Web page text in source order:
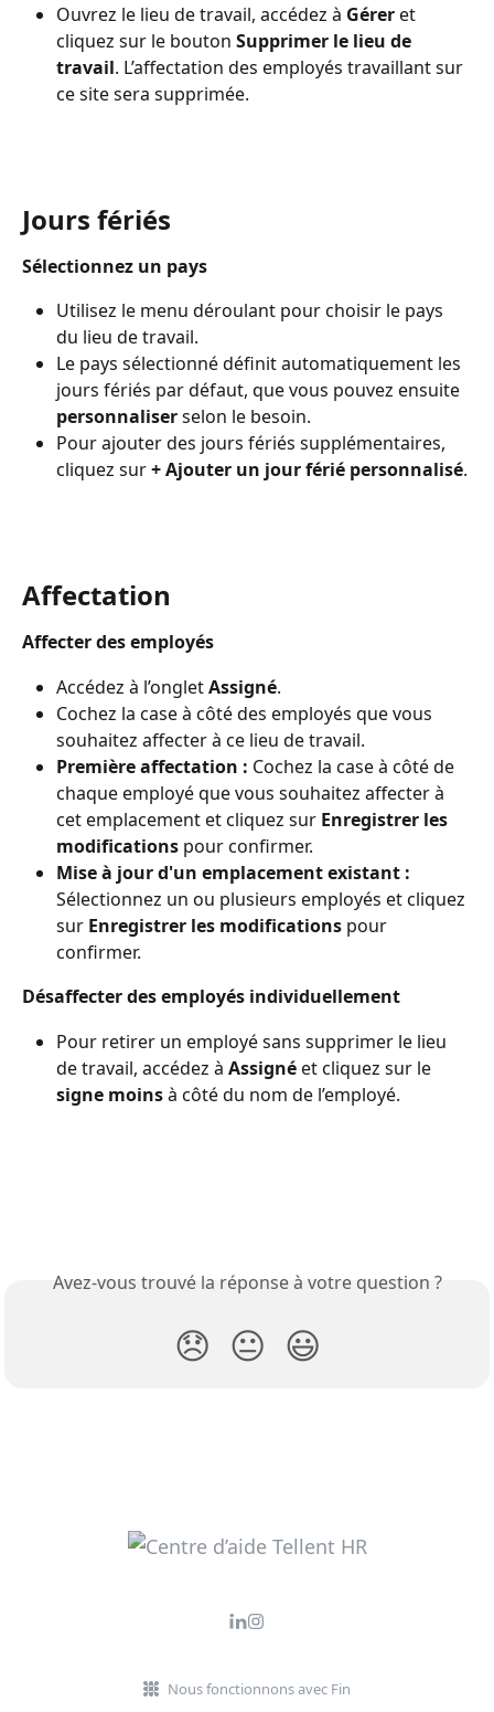
Ouvrez le lieu de travail, accédez à Gérer et
cliquez sur le bouton Supprimer le lieu de
travail. L’affectation des employés travaillant sur
ce site sera supprimée.
Jours fériés
Sélectionnez un pays
Utilisez le menu déroulant pour choisir le pays
du lieu de travail.
Le pays sélectionné définit automatiquement les
jours fériés par défaut, que vous pouvez ensuite
personnaliser selon le besoin.
Pour ajouter des jours fériés supplémentaires,
cliquez sur + Ajouter un jour férié personnalisé.
Affectation
Affecter des employés
Accédez à l’onglet Assigné.
Cochez la case à côté des employés que vous
souhaitez affecter à ce lieu de travail.
Première affectation : Cochez la case à côté de
chaque employé que vous souhaitez affecter à
cet emplacement et cliquez sur Enregistrer les
modifications pour confirmer.
Mise à jour d'un emplacement existant :
Sélectionnez un ou plusieurs employés et cliquez
sur Enregistrer les modifications pour
confirmer.
Désaffecter des employés individuellement
Pour retirer un employé sans supprimer le lieu
de travail, accédez à Assigné et cliquez sur le
signe moins à côté du nom de l’employé.
Avez-vous trouvé la réponse à votre question ?
😞 😐 😃
Nous fonctionnons avec Fin